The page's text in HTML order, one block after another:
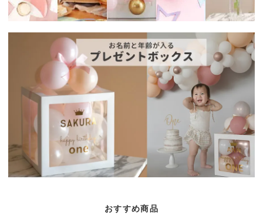
新生活に向けての準備も頑張って
いきましょう！
おすすめ商品